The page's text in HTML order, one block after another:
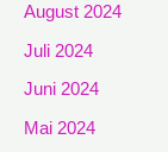
August 2024
Juli 2024
Juni 2024
Mai 2024